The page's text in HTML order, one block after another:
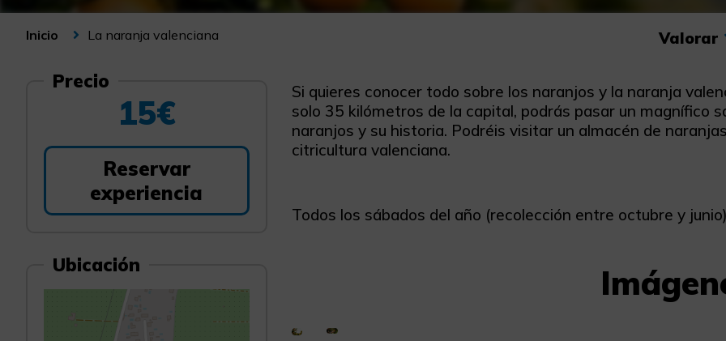
Valorar
Inicio La naranja valenciana
Precio
15€
Reservar
experiencia
Ubicación
Si quieres conocer todo sobre los naranjos y la naranja
solo 35 kilómetros de la capital, podrás pasar un magnífico
naranjos y su historia. Podréis visitar un almacén de
citricultura valenciana.
Todos los sábados del año (recolección entre octubre y